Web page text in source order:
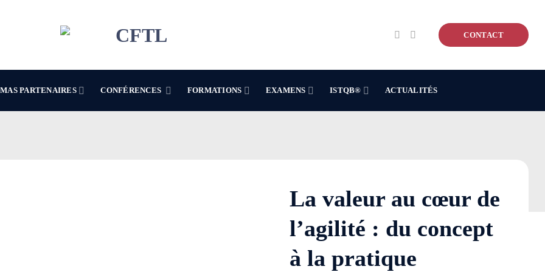
CONTACT
PARTENAIRES CONFÉRENCES FORMATIONS EXAMENS ISTQB® ACTUALITÉS
La valeur au cœur de
l’agilité : du concept
à la pratique